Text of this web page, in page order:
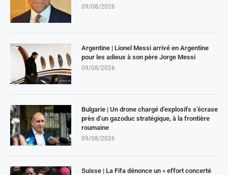
09/08/2026
Argentine | Lionel Messi arrivé en Argentine
pour les adieux à son père Jorge Messi
09/08/2026
Bulgarie | Un drone chargé d’explosifs s’écrase
près d’un gazoduc stratégique, à la frontière
roumaine
09/08/2026
Suisse | La Fifa dénonce un « effort concerté